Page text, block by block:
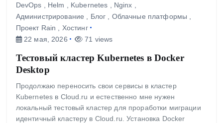
DevOps Helm Kubernetes Nginx
Администрирование
Блог Облачные платформы
Проект Rain
Хостинг
22 мая, 2026
71 views
Тестовый кластер Kubernetes в Docker
Desktop
Продолжаю переносить свои сервисы в кластер
Kubernetes в Cloud.ru и естественно мне нужен
локальный тестовый кластер для проработки миграции
идентичный кластеру в Cloud.ru. Установка Docker